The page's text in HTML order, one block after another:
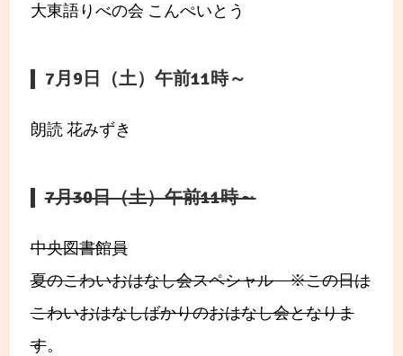
大東語りべの会 こんぺいとう
7月9日（土）午前11時～
朗読 花みずき
7月30日（土）午前11時～
中央図書館員
夏のこわいおはなし会スペシャル ※この日は
こわいおはなしばかりのおはなし会となりま
す。